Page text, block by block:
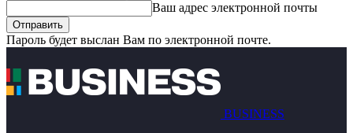
Ваш адрес электронной почты
Пароль будет выслан Вам по электронной почте.
BUSINESS